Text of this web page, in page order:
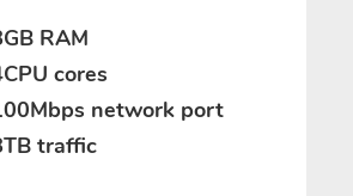
RAM
cores
network port
traffic